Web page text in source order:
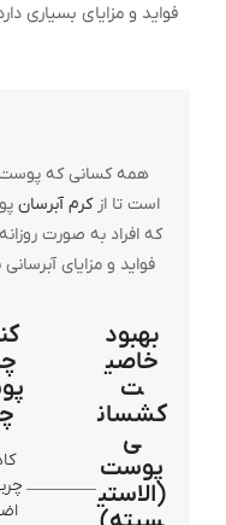
فواید و مزایای بسیاری
همه کسانی که پوست
است تا ازکرم آبرسان
که افراد به صورت
فواید و مزایای
بهبود
خاصی
ت
کشسان
ی
پوست
(الاستی